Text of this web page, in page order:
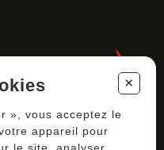
+
», vous acceptez le
appareil pour